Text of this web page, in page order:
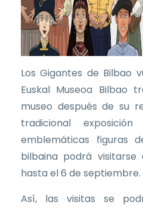
Los Gigantes de Bilbao
Euskal Museoa Bilbao
museo después de su
tradicional
emblemáticas figuras
bilbaina podrá visitarse
hasta el 6 de septiembre.
Así, las visitas se